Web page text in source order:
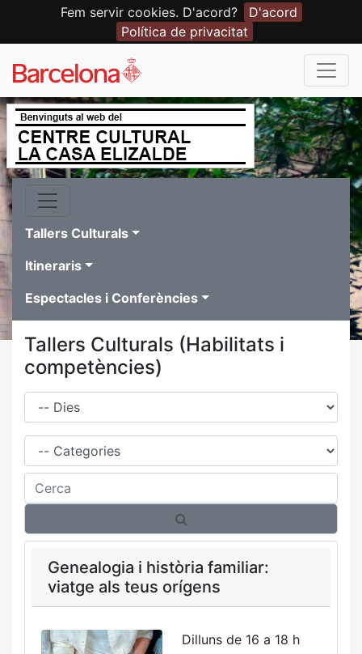
Fem servir cookies. D'acord?
D'acord
Política de privacitat
Tallers Culturals
Itineraris
Espectacles i Conferències
Tallers Culturals (Habilitats i
competències)
Dies
Família
Cerca
Genealogia i història familiar:
viatge als teus orígens
Dilluns de 16 a 18 h